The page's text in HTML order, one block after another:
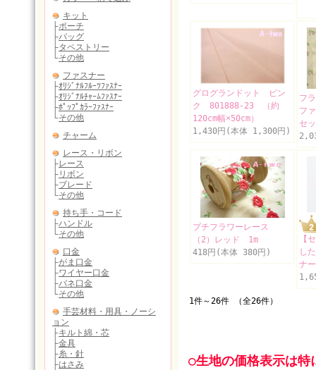
グログランドット ピン
ク 801888-23 （約
120cm幅×50cm）
1,430円(本体 1,300円)
フ
フ
セ
プチフラワーレース
（2）レッド 1m
418円(本体 380円)
【
し
ナ
1件～26件 （全26件）
○生地の価格表示は特